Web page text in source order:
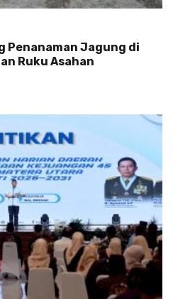
Penanaman Jagung di
Ruku Asahan